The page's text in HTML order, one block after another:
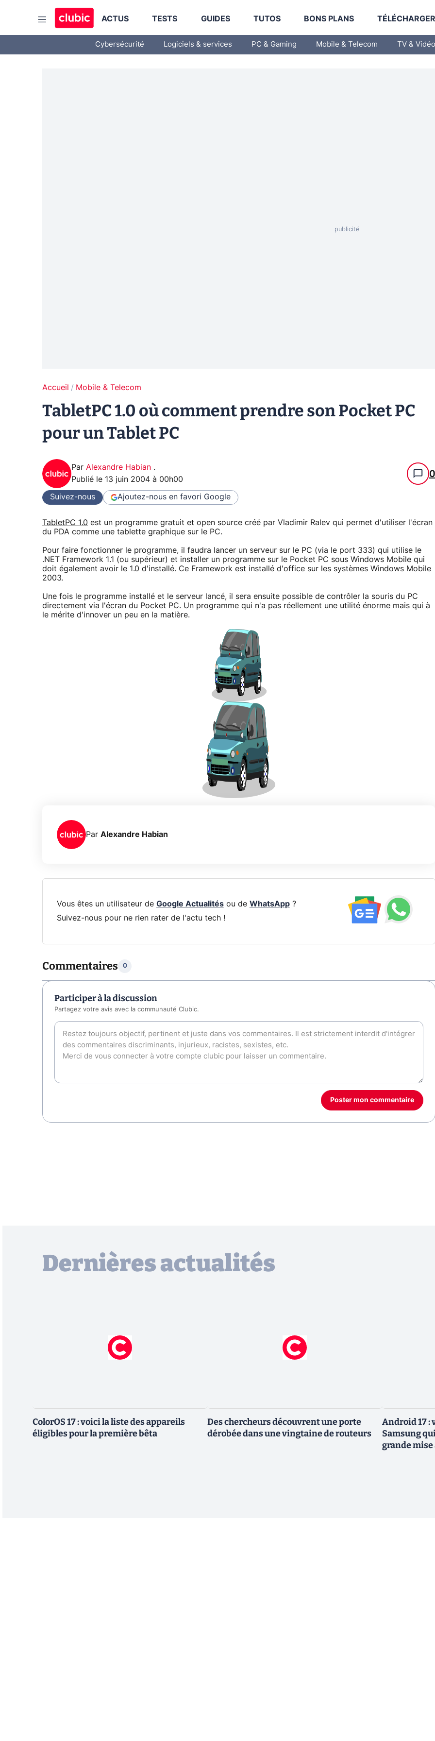
ACTUS TESTS GUIDES TUTOS BONS PLANS
Cybersécurité Logiciels & services PC & Gaming Mobile & Telecom TV & Vidéo
Accueil Mobile & Telecom
TabletPC 1.0 où comment prendre son Pocket PC
pour un Tablet PC
Par Alexandre Habian .
Publié le 13 juin 2004 à 00h00 0
Suivez-nous Ajoutez-nous en favori Google
TabletPC 1.0 est un programme gratuit et open source créé par Vladimir Ralev qui permet d'utiliser l'écran
du PDA comme une tablette graphique sur le PC.
Pour faire fonctionner le programme, il faudra lancer un serveur sur le PC (via le port 333) qui utilise le
.NET Framework 1.1 (ou supérieur) et installer un programme sur le Pocket PC sous Windows Mobile qui
doit également avoir le 1.0 d'installé. Ce Framework est installé d'office sur les systèmes Windows Mobile
2003.
Une fois le programme installé et le serveur lancé, il sera ensuite possible de contrôler la souris du PC
directement via l'écran du Pocket PC. Un programme qui n'a pas réellement une utilité énorme mais qui à
le mérite d'innover un peu en la matière.
Par Alexandre Habian
Vous êtes un utilisateur de Google Actualitésou de WhatsApp?
Suivez-nous pour ne rien rater de l'actu tech !
Commentaires 0
Participer à la discussion
Partagez votre avis avec la communauté Clubic.
Poster mon commentaire
Dernières actualités
ColorOS 17 : voici la liste des appareils
éligibles pour la première bêta
Des chercheurs découvrent une porte
dérobée dans une vingtaine de routeurs
Android 17 :
Samsung
grande mise